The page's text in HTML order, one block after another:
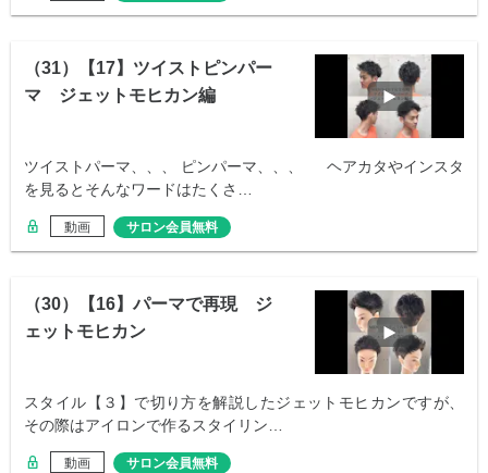
（31）【17】ツイストピンパー
マ ジェットモヒカン編
ツイストパーマ、、、 ピンパーマ、、、 ヘアカタやインスタ
を見るとそんなワードはたくさ…
動画 サロン会員無料
（30）【16】パーマで再現 ジ
ェットモヒカン
スタイル【３】で切り方を解説したジェットモヒカンですが、
その際はアイロンで作るスタイリン…
動画 サロン会員無料